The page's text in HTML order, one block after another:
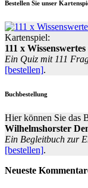
Bestellen Sie unser
Kartenspiel:
111 x
Ein Quiz mit 111
[bestellen].
Buchbestellung
Hier können Sie das
Wilhelmshorster
Ein Begleitbuch zur
[bestellen].
Neueste